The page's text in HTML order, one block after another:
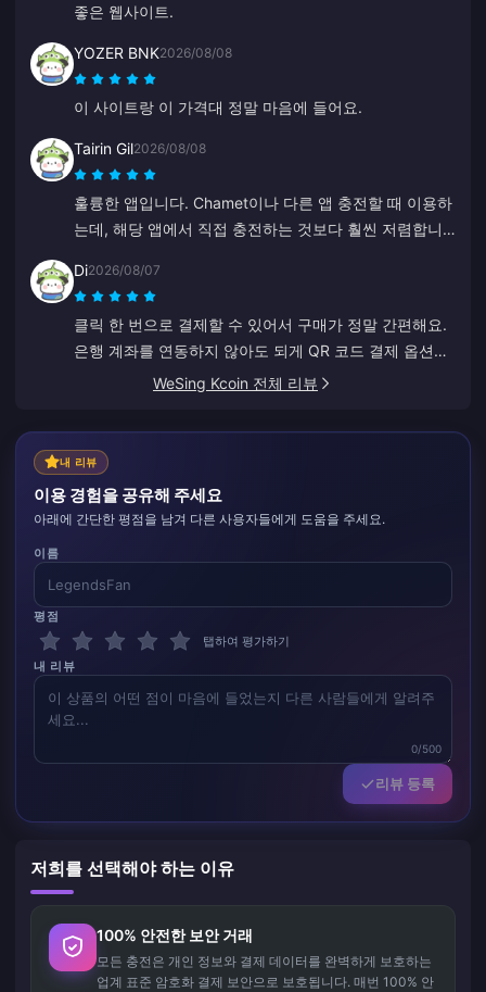
좋은 웹사이트.
YOZER BNK2026/08/08
이 사이트랑 이 가격대 정말 마음에 들어요.
Tairin Gil2026/08/08
훌륭한 앱입니다. Chamet이나 다른 앱 충전할 때 이용하
는데, 해당 앱에서 직접 충전하는 것보다 훨씬 저렴합니
Di2026/08/07
클릭 한 번으로 결제할 수 있어서 구매가 정말 간편해요.
은행 계좌를 연동하지 않아도 되게 QR 코드 결제 옵션이
있는 점이 아주 마음에 듭니다.
WeSing Kcoin 전체 리뷰
내 리뷰
이용 경험을 공유해 주세요
아래에 간단한 평점을 남겨 다른 사용자들에게 도움을 주세요.
이름
평점
탭하여 평가하기
내 리뷰
0/500
리뷰 등록
저희를 선택해야 하는 이유
100% 안전한 보안 거래
모든 충전은 개인 정보와 결제 데이터를 완벽하게 보호하는
업계 표준 암호화 결제 보안으로 보호됩니다. 매번 100% 안